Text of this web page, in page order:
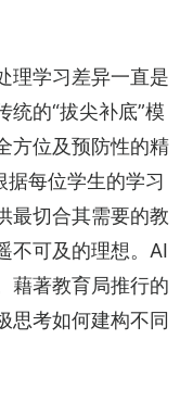
理学习差异一直是
统的“拔尖补底”模
方位及预防性的精
据每位学生的学习
最切合其需要的教
不可及的理想。AI
藉著教育局推行的
思考如何建构不同